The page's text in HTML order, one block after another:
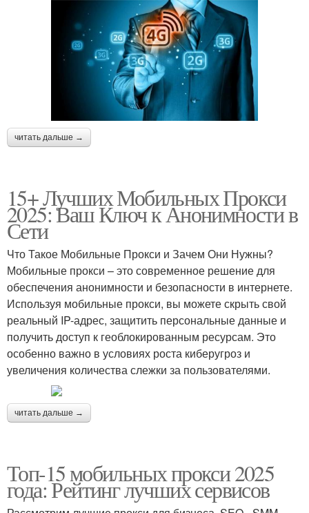
читать дальше →
15+ Лучших Мобильных Прокси
2025: Ваш Ключ к Анонимности в
Сети
Что Такое Мобильные Прокси и Зачем Они Нужны?
Мобильные прокси – это современное решение для
обеспечения анонимности и безопасности в интернете.
Используя мобильные прокси, вы можете скрыть свой
реальный IP-адрес, защитить персональные данные и
получить доступ к геоблокированным ресурсам. Это
особенно важно в условиях роста киберугроз и
увеличения количества слежки за пользователями.
читать дальше →
Топ-15 мобильных прокси 2025
года: Рейтинг лучших сервисов